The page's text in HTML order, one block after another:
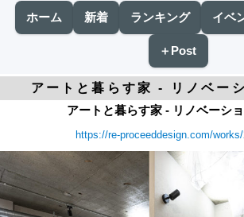
ホーム 新着 ランキング イベ
＋Post
アートと暮らす家 - リノベー
アートと暮らす家 - リノベーシ
https://re-proceeddesign.com/